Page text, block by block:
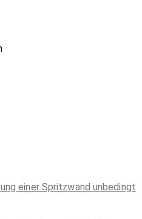
einer Spritzwand unbedingt